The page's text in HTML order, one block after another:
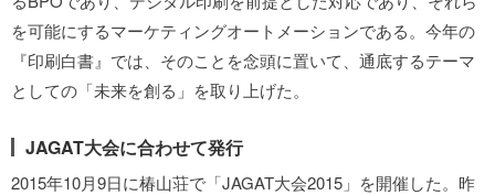
を可能にするマーケティングオートメーションである。今年の
『印刷白書』では、そのことを念頭に置いて、通底するテーマ
としての「未来を創る」を取り上げた。
JAGAT大会に合わせて発行
2015年10月9日に椿山荘で「JAGAT大会2015」を開催した。昨